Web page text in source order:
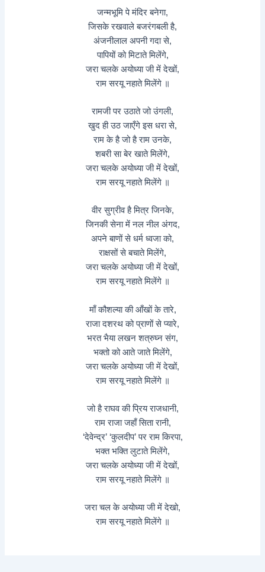
जन्मभूमि पे मंदिर बनेगा,
जिसके रखवाले बजरंगबली है,
अंजनीलाल अपनी गदा से,
पापियों को मिटाते मिलेंगे,
जरा चलके अयोध्या जी में देखों,
राम सरयू नहाते मिलेंगे ॥
रामजी पर उठाते जो उंगली,
खुद ही उठ जाएँगे इस धरा से,
राम के है जो है राम उनके,
शबरी सा बेर खाते मिलेंगे,
जरा चलके अयोध्या जी में देखों,
राम सरयू नहाते मिलेंगे ॥
वीर सुग्रीव है मित्र जिनके,
जिनकी सेना में नल नील अंगद,
अपने बाणों से धर्म ध्वजा को,
राक्षसों से बचाते मिलेंगे,
जरा चलके अयोध्या जी में देखों,
राम सरयू नहाते मिलेंगे ॥
माँ कौशल्या की आँखों के तारे,
राजा दशरथ को प्राणों से प्यारे,
भरत भैया लखन शत्रुघ्न संग,
भक्तो को आते जाते मिलेंगे,
जरा चलके अयोध्या जी में देखों,
राम सरयू नहाते मिलेंगे ॥
जो है राघव की प्रिय राजधानी,
राम राजा जहाँ सिता रानी,
‘देवेन्द्र’ ‘कुलदीप’ पर राम किरपा,
भक्त भक्ति लुटाते मिलेंगे,
जरा चलके अयोध्या जी में देखों,
राम सरयू नहाते मिलेंगे ॥
जरा चल के अयोध्या जी में देखो,
राम सरयू नहाते मिलेंगे ॥